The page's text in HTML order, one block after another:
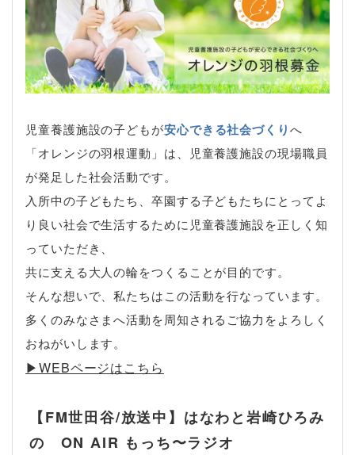
児童養護施設の子どもが安心できる社会づくりへ
「オレンジの羽根運動」は、児童養護施設の現場職員
が発足した社会活動です。
入所中の子どもたち、卒園する子どもたちにとってよ
り良い社会で生活するために児童養護施設を正しく知
っていただき、
共に支える大人の輪をつくることが目的です。
そんな想いで、私たちはこの活動を行なっています。
多くのみなさまへ活動を周知されるご協力をよろしく
おねがいします。
▶︎WEBページはこちら
【FM世田谷/放送中】はなわと岩崎ひろみ
の ON AIR もっち〜ラジオ